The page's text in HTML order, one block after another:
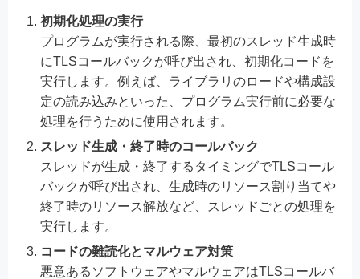
初期化処理の実行
プログラムが実行される際、最初のスレッド生成時
にTLSコールバックが呼び出され、初期化コードを
実行します。例えば、ライブラリのロードや構成設
定の読み込みといった、プログラム実行前に必要な
処理を行うために使用されます。
スレッド生成・終了時のコールバック
スレッドが生成・終了するタイミングでTLSコール
バックが呼び出され、生成時のリソース割り当てや
終了時のリソース解放など、スレッドごとの処理を
実行します。
コードの難読化とマルウェア対策
悪意あるソフトウェアやマルウェアはTLSコールバ